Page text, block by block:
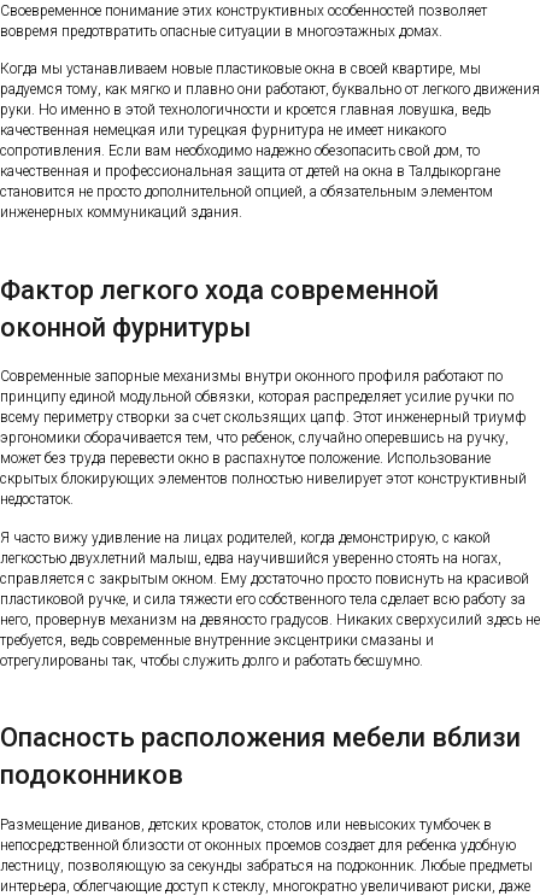
Своевременное понимание этих конструктивных особенностей позволяет
вовремя предотвратить опасные ситуации в многоэтажных домах.
Когда мы устанавливаем новые пластиковые окна в своей квартире, мы
радуемся тому, как мягко и плавно они работают, буквально от легкого движения
руки. Но именно в этой технологичности и кроется главная ловушка, ведь
качественная немецкая или турецкая фурнитура не имеет никакого
сопротивления. Если вам необходимо надежно обезопасить свой дом, то
качественная и профессиональная защита от детей на окна в Талдыкоргане
становится не просто дополнительной опцией, а обязательным элементом
инженерных коммуникаций здания.
Фактор легкого хода современной
оконной фурнитуры
Современные запорные механизмы внутри оконного профиля работают по
принципу единой модульной обвязки, которая распределяет усилие ручки по
всему периметру створки за счет скользящих цапф. Этот инженерный триумф
эргономики оборачивается тем, что ребенок, случайно оперевшись на ручку,
может без труда перевести окно в распахнутое положение. Использование
скрытых блокирующих элементов полностью нивелирует этот конструктивный
недостаток.
Я часто вижу удивление на лицах родителей, когда демонстрирую, с какой
легкостью двухлетний малыш, едва научившийся уверенно стоять на ногах,
справляется с закрытым окном. Ему достаточно просто повиснуть на красивой
пластиковой ручке, и сила тяжести его собственного тела сделает всю работу за
него, провернув механизм на девяносто градусов. Никаких сверхусилий здесь не
требуется, ведь современные внутренние эксцентрики смазаны и
отрегулированы так, чтобы служить долго и работать бесшумно.
Опасность расположения мебели вблизи
подоконников
Размещение диванов, детских кроваток, столов или невысоких тумбочек в
непосредственной близости от оконных проемов создает для ребенка удобную
лестницу, позволяющую за секунды забраться на подоконник. Любые предметы
интерьера, облегчающие доступ к стеклу, многократно увеличивают риски, даже